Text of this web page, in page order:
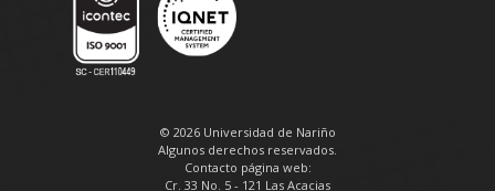
© 2026 Universidad de Nariño
Algunos derechos reservados.
Contacto página web:
Cr. 33 No. 5 - 121 Las Acacias